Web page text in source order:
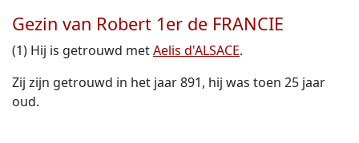
Gezin van Robert 1er de FRANCIE
(1) Hij is getrouwd metAelis d'ALSACE.
Zij zijn getrouwd in het jaar 891, hij was toen 25 jaar
oud.